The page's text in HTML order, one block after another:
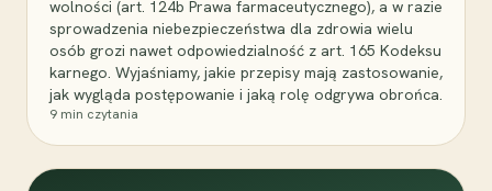
wolności (art. 124b Prawa farmaceutycznego), a w razie
sprowadzenia niebezpieczeństwa dla zdrowia wielu
osób grozi nawet odpowiedzialność z art. 165 Kodeksu
karnego. Wyjaśniamy, jakie przepisy mają zastosowanie,
jak wygląda postępowanie i jaką rolę odgrywa obrońca.
9 min czytania